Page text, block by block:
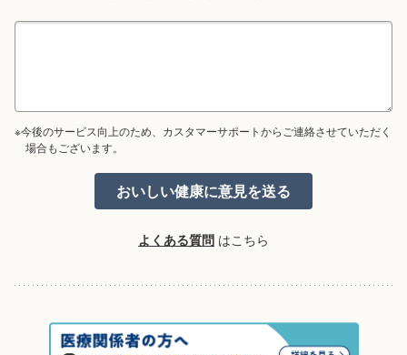
※今後のサービス向上のため、カスタマーサポートからご連絡させていただく
場合もございます。
よくある質問 はこちら